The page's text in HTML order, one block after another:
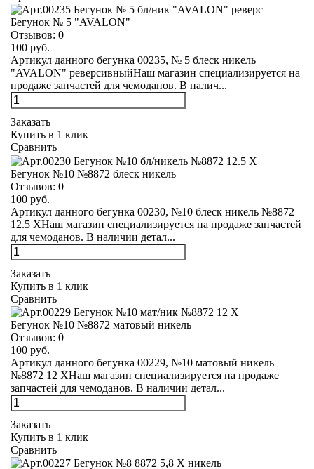
Бегунок № 5 "AVALON"
Отзывов: 0
100 руб.
Артикул данного бегунка 00235, № 5 блеск никель
"AVALON" реверсивныйНаш магазин специализируется на
продаже запчастей для чемоданов. В налич...
Заказать
Купить в 1 клик
Сравнить
Бегунок №10 №8872 блеск никель
Отзывов: 0
100 руб.
Артикул данного бегунка 00230, №10 блеск никель №8872
12.5 XНаш магазин специализируется на продаже запчастей
для чемоданов. В наличии детал...
Заказать
Купить в 1 клик
Сравнить
Бегунок №10 №8872 матовый никель
Отзывов: 0
100 руб.
Артикул данного бегунка 00229, №10 матовый никель
№8872 12 XНаш магазин специализируется на продаже
запчастей для чемоданов. В наличии детал...
Заказать
Купить в 1 клик
Сравнить